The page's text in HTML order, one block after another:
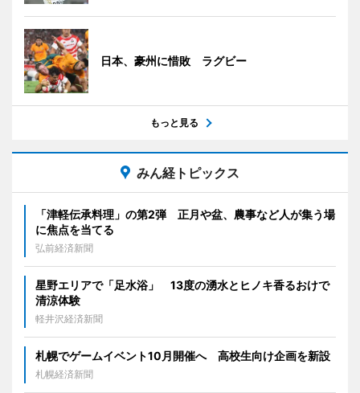
日本、豪州に惜敗 ラグビー
もっと見る
みん経トピックス
「津軽伝承料理」の第2弾 正月や盆、農事など人が集う場
に焦点を当てる
弘前経済新聞
星野エリアで「足水浴」 13度の湧水とヒノキ香るおけで
清涼体験
軽井沢経済新聞
札幌でゲームイベント10月開催へ 高校生向け企画を新設
札幌経済新聞